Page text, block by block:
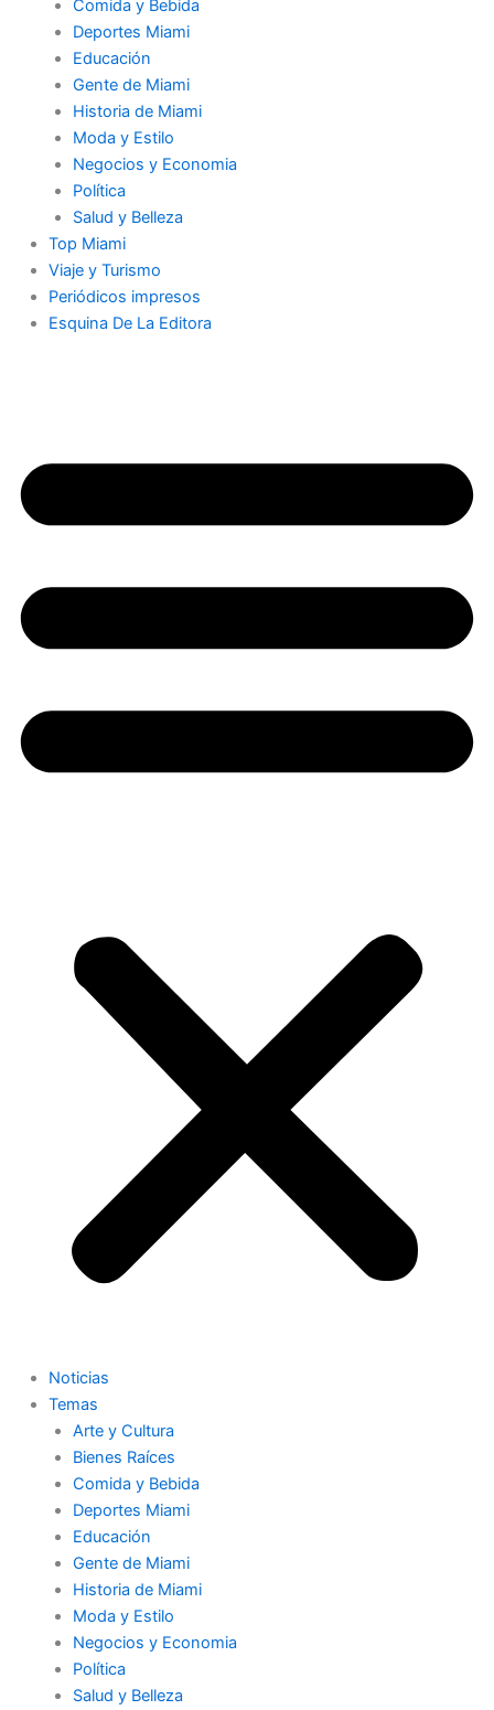
Comida y Bebida
Deportes Miami
Educación
Gente de Miami
Historia de Miami
Moda y Estilo
Negocios y Economia
Política
Salud y Belleza
Top Miami
Viaje y Turismo
Periódicos impresos
Esquina De La Editora
Noticias
Temas
Arte y Cultura
Bienes Raíces
Comida y Bebida
Deportes Miami
Educación
Gente de Miami
Historia de Miami
Moda y Estilo
Negocios y Economia
Política
Salud y Belleza